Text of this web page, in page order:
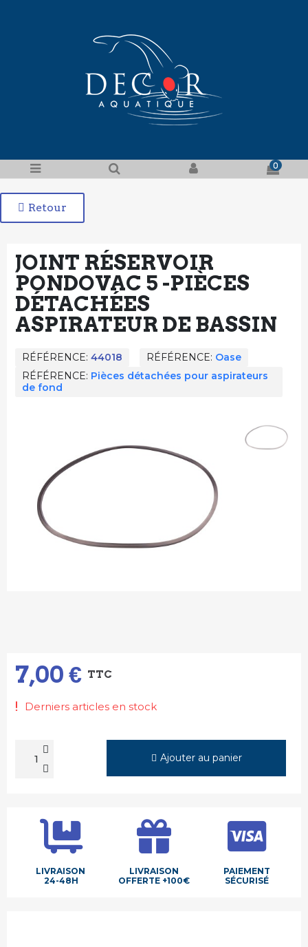
0
Retour
JOINT RÉSERVOIR
PONDOVAC 5 -PIÈCES
DÉTACHÉES
ASPIRATEUR DE BASSIN
RÉFÉRENCE 44018 RÉFÉRENCE Oase
RÉFÉRENCE Pièces détachées pour aspirateurs
de fond
7,00 € TTC
Derniers articles en stock
Ajouter au panier
LIVRAISON
24-48H
LIVRAISON
OFFERTE +100€
PAIEMENT
SÉCURISÉ